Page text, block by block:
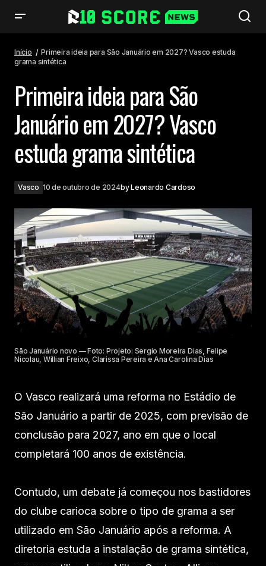
sintética
Início
Primeira ideia para São Januário em 2027? Vasco estuda
grama sintética
Primeira ideia para São
Januário em 2027? Vasco
estuda grama sintética
Vasco 10 de outubro de 2024byLeonardo Cardoso
São Januário novo — Foto: Projeto: Sergio Moreira Dias, Felipe
Nicolau, Willian Freixo, Clarissa Pereira e Ana Carolina Dias
O Vasco realizará uma reforma no Estádio de
São Januário a partir de 2025, com previsão de
conclusão para 2027, ano em que o local
completará 100 anos de existência.
Contudo, um debate já começou nos bastidores
do clube carioca sobre o tipo de grama a ser
utilizado em São Januário após a reforma. A
diretoria estuda a instalação de grama sintética,